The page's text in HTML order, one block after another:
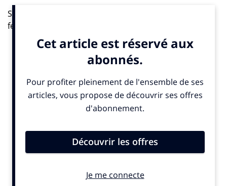
Sur le papier Zara parle spontanément plus aux
femmes grâce à l’imaginaire de chaleur, de culture
méditerranéenne, de féminité et de modernité dont le
nom est porteur. Mais La Redoute a un taux de
notoriété spontanée de 98% dans le secteur de la
du coût de reconstitution de cette notoriété. On sait
par exemple que M&M’S, dix ans après avoir remplacé
Treets en France afin de constituer une marque unique
ventes de la « lovemarque » sur le marché français.
Deux situations se présentent donc pour une
inadapté : soit compenser la perte d’image par un